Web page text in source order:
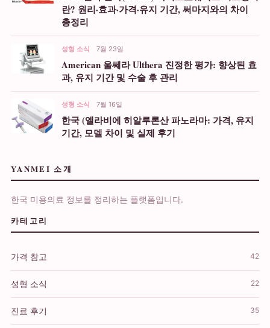
란? 원리·효과·가격·유지 기간, 써마지와의 차이
총정리
성형 소식 7월 23일
American 울쎄라 Ulthera 진정한 평가: 향상된 효
과, 유지 기간 및 수술 후 관리
성형 소식 7월 16일
한국 (엘라비에 히알루론산 파노라마: 가격, 유지
기간, 모델 차이 및 실제 후기
YANMEI 소개
한국 미용의료 정보를 정리하는 플랫폼입니다.
카테고리
가격 참고 42
성형 소식 22
진료 후기 35